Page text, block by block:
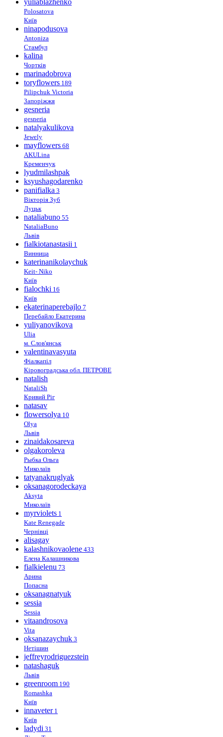
Polosatova
Київ
ninapodusova
Antoniza
Стамбул
kalina
Чортків
marinadobrova
toryflowers 189
Pilipchuk Victoria
Запоріжжя
gesneria
gesneria
natalyakulikova
Jewely
mayflowers 68
AKULina
Кременчук
lyudmilashpak
ksyushagodarenko
panifialka 3
Вікторія Зуб
Луцьк
nataliabuno 55
NataliaBuno
Львів
fialkiotanastasii 1
Винница
katerinanikolaychuk
Keit- Niko
Київ
fialochki 16
Київ
ekaterinaperebajlo 7
Перебайло Екатерина
yuliyanovikova
Ulia
м. Слов'янськ
valentinavasyuta
Фіалкапіл
Кіровоградська обл. ПЕТРОВЕ
natalish
NataliSh
Кривий Ріг
natasav
flowersolya 10
Olya
Львів
zinaidakosareva
olgakoroleva
Рыбка Ольга
Миколаїв
tatyanakruglyak
oksanagorodeckaya
Aksyta
Миколаїв
myrviolets 1
Kate Renegade
Чернівці
alisagay
kalashnikovaolene 433
Елена Калашникова
fialkielenu 73
Арина
Попасна
oksanagnatyuk
sessia
Sessia
vitaandrosova
Vita
oksanazaychuk 3
Нетішин
jeffreyrodriguezstein
natashaguk
Львів
greenroom 190
Romashka
Київ
innaveter 1
Київ
ladydi 31